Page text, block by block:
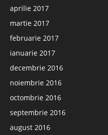
aprilie 2017
martie 2017
februarie 2017
ianuarie 2017
decembrie 2016
noiembrie 2016
octombrie 2016
septembrie 2016
august 2016